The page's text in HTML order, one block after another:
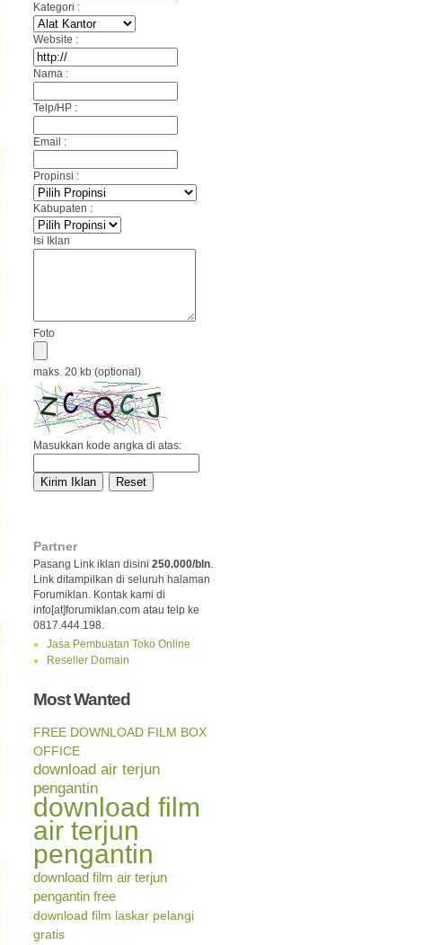
Kategori :
Website :
Nama :
Telp/HP :
Email :
Propinsi :
Kabupaten :
Isi Iklan
Foto
maks. 20 kb (optional)
Masukkan kode angka di atas:
Partner
Pasang Link iklan disini 250.000/bln.
Link ditampilkan di seluruh halaman
Forumiklan. Kontak kami di
info[at]forumiklan.com atau telp ke
0817.444.198.
Jasa Pembuatan Toko Online
Reseller Domain
Most Wanted
FREE DOWNLOAD FILM BOX
OFFICE
download air terjun
pengantin
download film
air terjun
pengantin
download film air terjun
pengantin free
download film laskar pelangi
gratis